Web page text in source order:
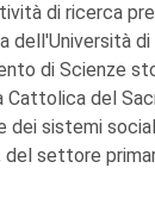
di ricerca
dell'Università di
di Scienze
del
dei sistemi
del settore